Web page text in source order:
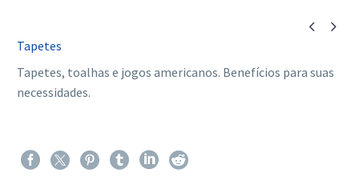
 
Tapetes
Tapetes, toalhas e jogos americanos. Benefícios para suas
necessidades.